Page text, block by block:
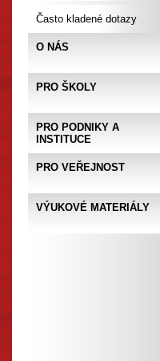
Často kladené dotazy
O NÁS
PRO ŠKOLY
PRO PODNIKY A
INSTITUCE
PRO VEŘEJNOST
VÝUKOVÉ MATERIÁLY